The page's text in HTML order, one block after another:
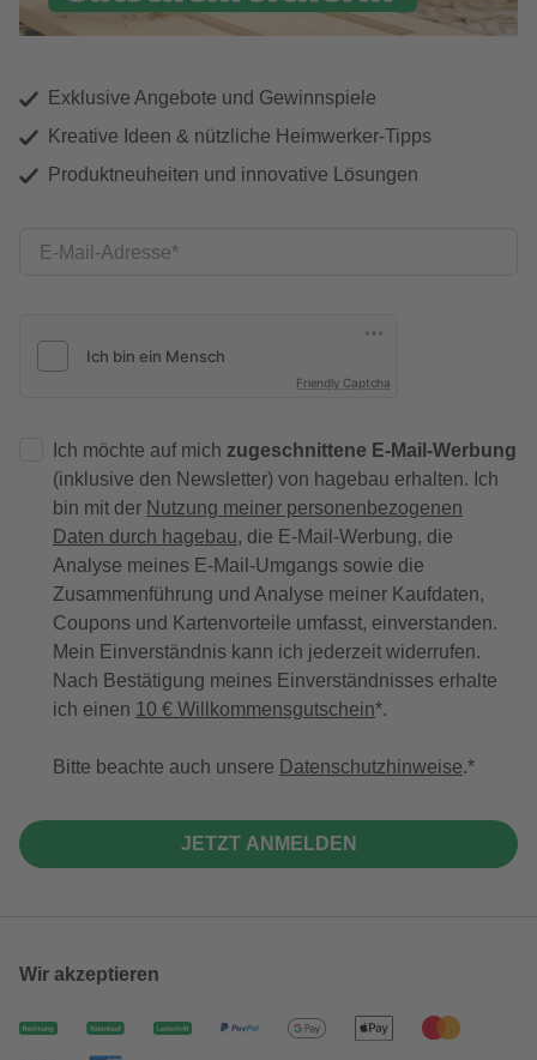
Exklusive Angebote und Gewinnspiele
Kreative Ideen & nützliche Heimwerker-Tipps
Produktneuheiten und innovative Lösungen
E-Mail-Adresse
Friendly Captcha
Ich möchte auf mich zugeschnittene E-Mail-Werbung
(inklusive den Newsletter) von hagebau erhalten. Ich
bin mit der Nutzung meiner personenbezogenen
Daten durch hagebau, die E-Mail-Werbung, die
Analyse meines E-Mail-Umgangs sowie die
Zusammenführung und Analyse meiner Kaufdaten,
Coupons und Kartenvorteile umfasst, einverstanden.
Mein Einverständnis kann ich jederzeit widerrufen.
Nach Bestätigung meines Einverständnisses erhalte
ich einen 10 € Willkommensgutschein*.
Bitte beachte auch unsere Datenschutzhinweise.
JETZT ANMELDEN
Wir akzeptieren